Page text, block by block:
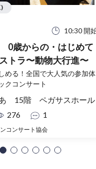
10:30 開
0歳からの・はじめて
トラ〜動物大行進〜
める！全国で大人気の参加体
クコンサート
15階 ペガサスホール
276 1
コンサート協会